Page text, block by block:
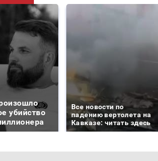
убийство
Все новости по
падению вертолета на
Кавказе: читать здесь